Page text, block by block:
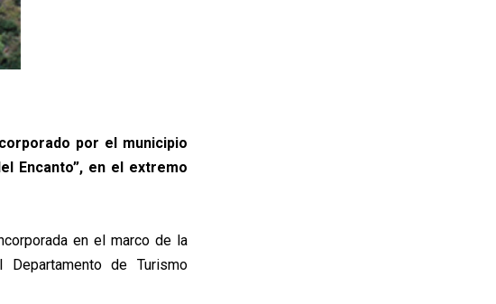
por el municipio
Encanto”, en el extremo
en el marco de la
de Turismo